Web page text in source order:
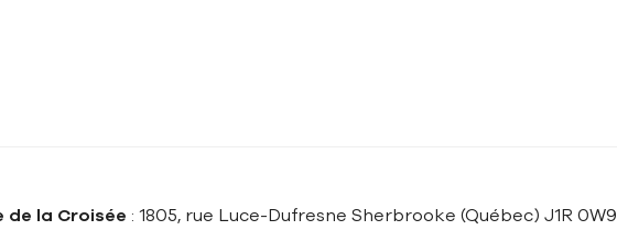
de la Croisée : 1805, rue Luce-Dufresne Sherbrooke (Québec) J1R 0W9